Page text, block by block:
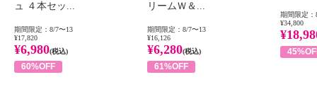
ュ ４本セッ...
期間限定：8/7〜13
¥17,820
¥6,980(税込)
60%OFF
リームＷ＆...
期間限定：8/7〜13
¥16,126
¥6,280(税込)
61%OFF
期間限定：
¥34,800